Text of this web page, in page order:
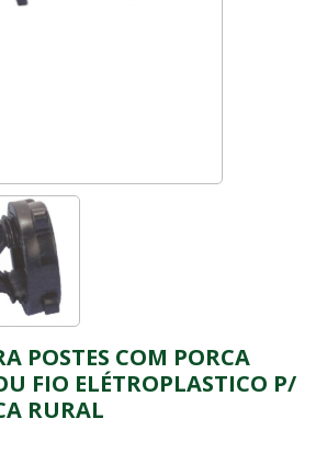
POSTES COM PORCA
FIO ELÉTROPLASTICO P/
RURAL